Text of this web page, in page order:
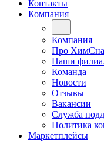
Контакты
Компания
Компания
Про
Наши
Команда
Новости
Отзывы
Вакансии
Служба
Политика
Маркетплейсы